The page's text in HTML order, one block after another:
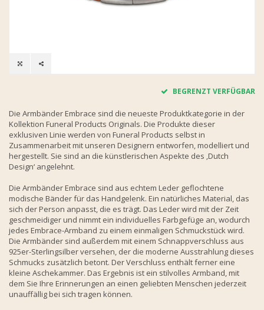
BEGRENZT VERFÜGBAR
Die Armbänder Embrace sind die neueste Produktkategorie in der
Kollektion Funeral Products Originals. Die Produkte dieser
exklusiven Linie werden von Funeral Products selbst in
Zusammenarbeit mit unseren Designern entworfen, modelliert und
hergestellt. Sie sind an die künstlerischen Aspekte des ‚Dutch
Design‘ angelehnt.
Die Armbänder Embrace sind aus echtem Leder geflochtene
modische Bänder für das Handgelenk. Ein natürliches Material, das
sich der Person anpasst, die es trägt. Das Leder wird mit der Zeit
geschmeidiger und nimmt ein individuelles Farbgefüge an, wodurch
jedes Embrace-Armband zu einem einmaligen Schmuckstück wird.
Die Armbänder sind außerdem mit einem Schnappverschluss aus
925er-Sterlingsilber versehen, der die moderne Ausstrahlung dieses
Schmucks zusätzlich betont. Der Verschluss enthält ferner eine
kleine Aschekammer. Das Ergebnis ist ein stilvolles Armband, mit
dem Sie Ihre Erinnerungen an einen geliebten Menschen jederzeit
unauffällig bei sich tragen können.